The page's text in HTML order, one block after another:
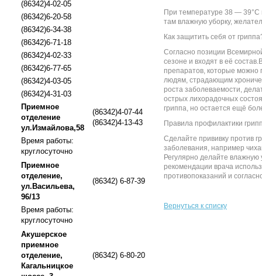
(86342)4-02-05
(86342)6-20-58
(86342)6-34-38
(86342)6-71-18
(86342)4-02-33
(86342)6-77-65
(86342)4-03-05
(86342)4-31-03
Приемное
отделение
ул.Измайлова,58
(86342)4-07-44
(86342)4-13-43
Время работы:
круглосуточно
Приемное
отделение,
ул.Васильева,
96/13
(86342) 6-87-39
Время работы:
круглосуточно
Акушерское
приемное
отделение,
Кагальницкое
(86342) 6-80-20
При температуре 38 — 39°С
там влажную уборку,
Как защитить себя от
Согласно позиции
сезоне и входят в её
препаратов, которые можно
людям, страдающим
роста заболеваемости,
острых лихорадочных
гриппа, но остается ещё
Правила профилактики
Сделайте прививку против
заболевания, например
Регулярно делайте
рекомендации врача
противопоказаний и
Вернуться к списку